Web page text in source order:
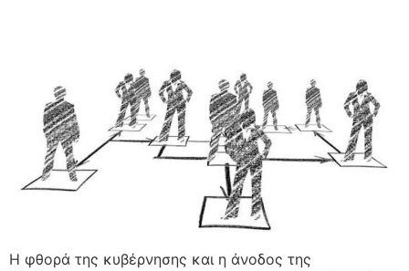
Η φθορά της κυβέρνησης και η άνοδος της